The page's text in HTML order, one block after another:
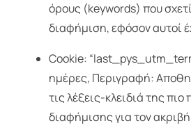
όρους (keywords) που
διαφήμιση, εφόσον αυτοί
Cookie:
ημέρες, Περιγραφή:
τις λέξεις-κλειδιά της
διαφήμισης για τον